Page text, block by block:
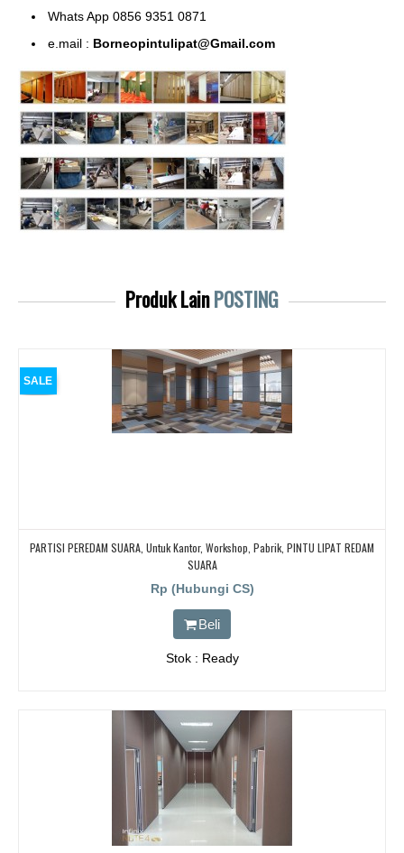
Whats App 0856 9351 0871
e.mail : Borneopintulipat@Gmail.com
Produk LainPOSTING
SALE
PARTISI PEREDAM SUARA, Untuk Kantor, Workshop, Pabrik, PINTU LIPAT REDAM
SUARA
Rp (Hubungi CS)
Beli
Stok : Ready